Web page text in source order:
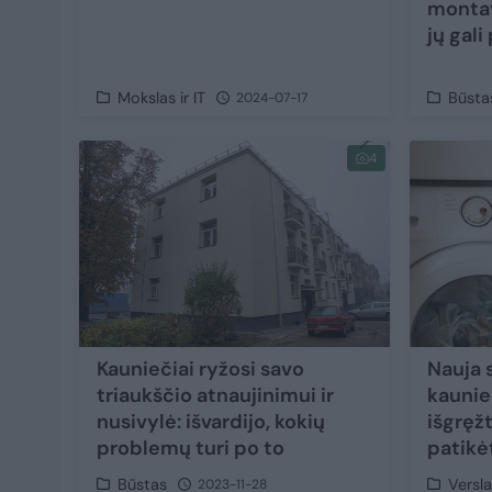
Mokslas ir IT 2024-07-17
jų gali
4
Kauniečiai ryžosi savo
triaukščio atnaujinimui ir
nusivylė: išvardijo, kokių
problemų turi po to
Būstas 2023-11-28
Nauja